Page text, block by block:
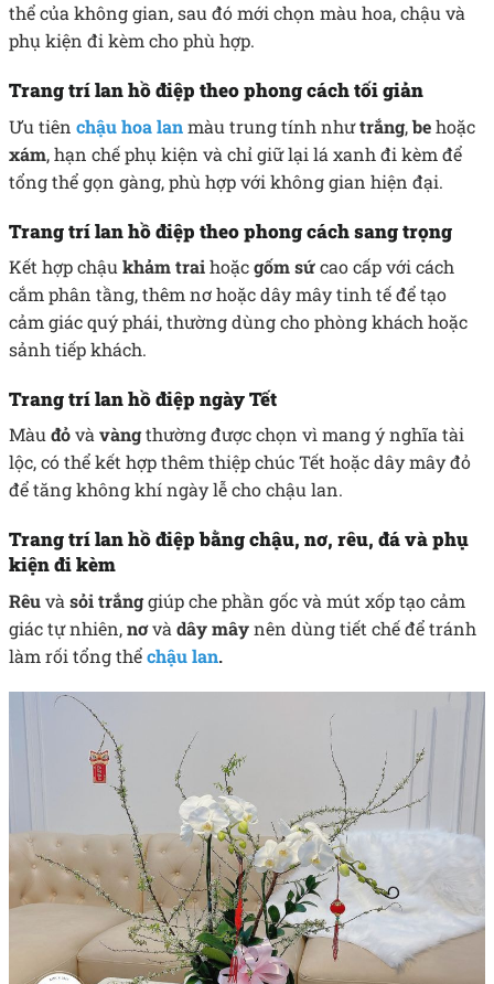
thể của không gian, sau đó mới chọn màu hoa, chậu và
phụ kiện đi kèm cho phù hợp.
Trang trí lan hồ điệp theo phong cách tối giản
Ưu tiên chậu hoa lanmàu trung tính nhưtrắng,behoặc
xám, hạn chế phụ kiện và chỉ giữ lại lá xanh đi kèm để
tổng thể gọn gàng, phù hợp với không gian hiện đại.
Trang trí lan hồ điệp theo phong cách sang trọng
Kết hợp chậu khảm traihoặcgốm sứcao cấp với cách
cắm phân tầng, thêm nơ hoặc dây mây tinh tế để tạo
cảm giác quý phái, thường dùng cho phòng khách hoặc
sảnh tiếp khách.
Trang trí lan hồ điệp ngày Tết
Màuđỏvàvàngthường được chọn vì mang ý nghĩa tài
lộc, có thể kết hợp thêm thiệp chúc Tết hoặc dây mây đỏ
để tăng không khí ngày lễ cho chậu lan.
Trang trí lan hồ điệp bằng chậu, nơ, rêu, đá và phụ
kiện đi kèm
Rêuvà sỏi trắnggiúp che phần gốc và mút xốp tạo cảm
giác tự nhiên,nơvà dây mâynên dùng tiết chế để tránh
làm rối tổng thểchậu lan.